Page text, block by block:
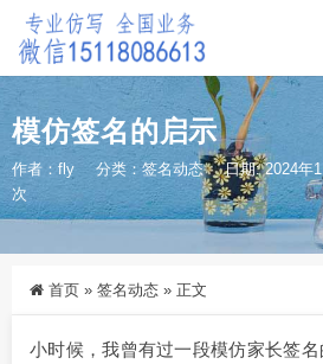
模仿签名的启示
作者：fly 分类：签名动态 日期: 2024年
次
首页 » 签名动态 » 正文
小时候，我曾有过一段模仿家长签